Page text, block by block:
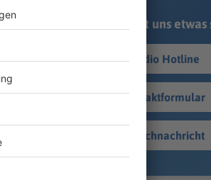
Du möchtest uns etwas
Studio Hotline
Kontaktformular
Sprachnachricht